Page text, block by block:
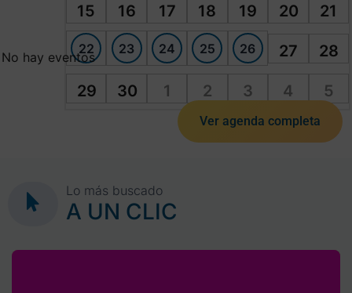
15 16 17 18 19 20 21
22 23 24 25 26 27 28
29 30 1 2 3 4 5
No hay eventos
Ver agenda completa
Lo más buscado
A UN CLIC